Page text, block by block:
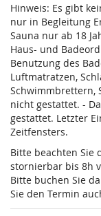
Hinweis: Es gibt
nur in Begleitung
Sauna nur ab 18
Haus- und
Benutzung des
Luftmatratzen,
Schwimmbrettern,
nicht gestattet. -
gestattet. Letzter
Zeitfensters.
Bitte beachten Sie
stornierbar bis 8h
Bitte buchen Sie
Sie den Termin